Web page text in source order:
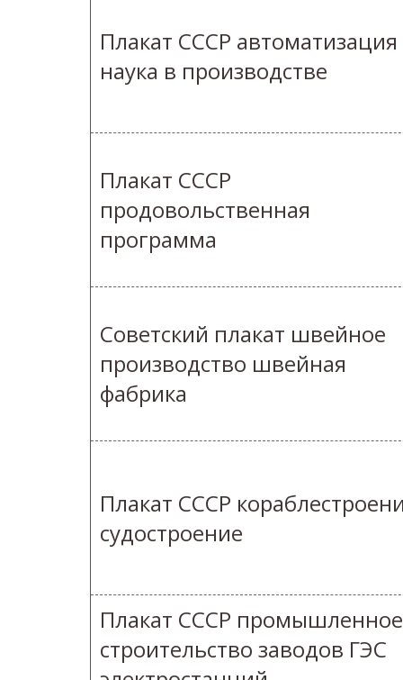
Плакат СССР
наука в производстве
Плакат СССР
продовольственная
программа
Советский плакат швейное
производство швейная
фабрика
Плакат СССР
судостроение
Плакат СССР промышленное
строительство заводов ГЭС